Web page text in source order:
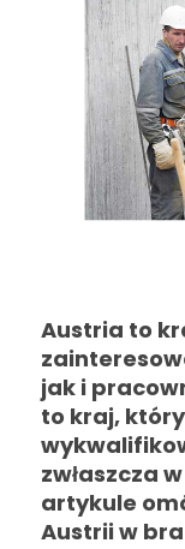
Austria to
jak i
to kraj,
zwłaszcza
artykule
Austrii w